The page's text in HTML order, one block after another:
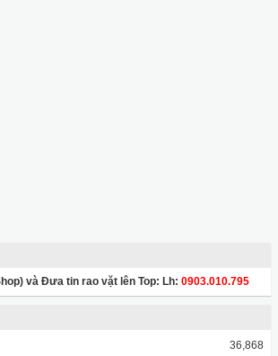
và Đưa tin rao vặt lên Top: Lh: 0903.010.795
36,868